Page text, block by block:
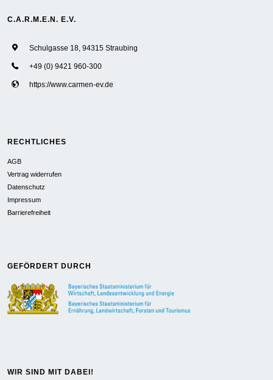
C.A.R.M.E.N. E.V.
Schulgasse 18, 94315 Straubing
+49 (0) 9421 960-300
https://www.carmen-ev.de
RECHTLICHES
AGB
Vertrag widerrufen
Datenschutz
Impressum
Barrierefreiheit
GEFÖRDERT DURCH
WIR SIND MIT DABEI!